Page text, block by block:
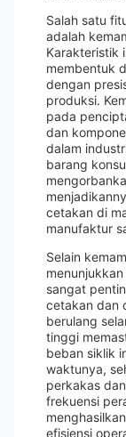
Salah satu
adalah
Karakteristik
membentuk
dengan
produksi.
pada
dan
dalam
barang
cetakan di
manufaktur
Selain
sangat
cetakan dan
berulang
tinggi
beban siklik
waktunya,
perkakas
frekuensi
efisiensi